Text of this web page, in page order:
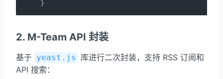
}
2. M-Team API 封装
基于 yeast.js
库进行二次封装，支持 RSS 订阅和
API 搜索：